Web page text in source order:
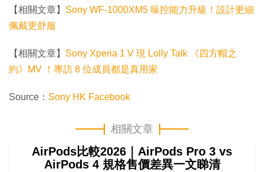
【相關文章】 Sony WF-1000XM5 噪控能力升級！設計更細
佩戴更舒服
【相關文章】 Sony Xperia 1 V 現 Lolly Talk 《四方帽之
約》MV ！專訪 8 位成員都是真用家
Source： Sony HK Facebook
相關文章
AirPods比較2026｜AirPods Pro 3 vs
AirPods 4 規格售價差異一文睇清